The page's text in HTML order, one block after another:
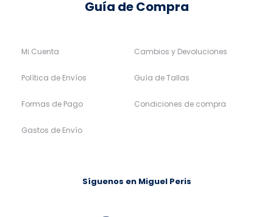
Guía de Compra
Mi Cuenta
Política de Envíos
Formas de Pago
Gastos de Envío
Cambios y Devoluciones
Guía de Tallas
Condiciones de compra
Síguenos en Miguel Peris